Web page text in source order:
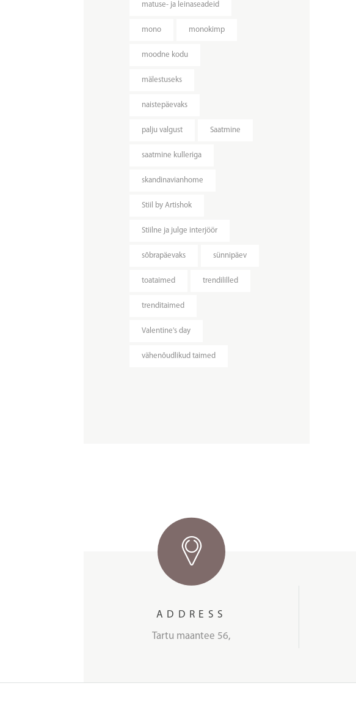
matuse- ja leinaseadeid
mono monokimp
moodne kodu
mälestuseks
naistepäevaks
palju valgust Saatmine
saatmine kulleriga
skandinavianhome
Stiil by Artishok
Stiilne ja julge interjöör
sõbrapäevaks sünnipäev
toataimed trendililled
trenditaimed
Valentine's day
vähenõudlikud taimed
ADDRESS
Tartu maantee 56,